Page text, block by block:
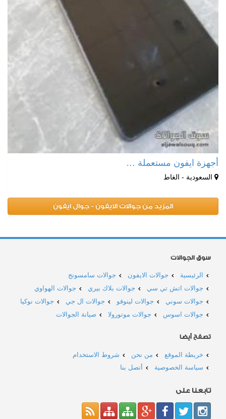
أجهزة ايفون مستعملة …
السعودية - الغاط
المزيد من جوالات الايفون - جوال ايفون
سوق الجوالات
الرئيسية جوالات الايفون
جوالات سامسونج
جوالات اتش تي سي
جوالات بلاك بيري
جوالات الهواوي
جوالات سوني
جوالات لينوفو جوالات ال جي
جوالات نوكيا
جوالات اسوس
جوالات موتورولا صيانة الجوالات
تصفح أيضا
خريطة الموقع من نحن
شروط الاستخدام
سياسة الخصوصية
أتصل بنا
تابعنا على